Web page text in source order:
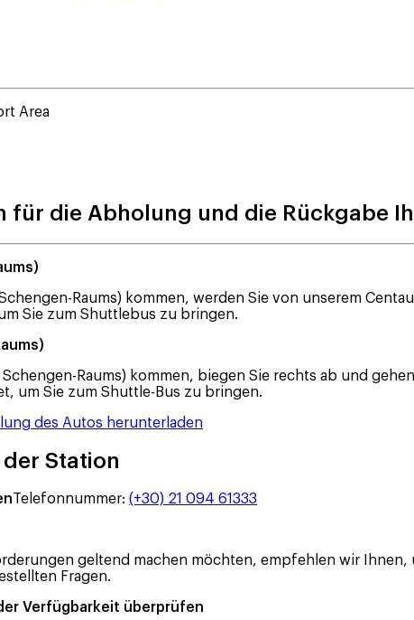
Area
für die Abholung und die Rückgabe
Raums) kommen, werden Sie von unserem
Sie zum Shuttlebus zu bringen.
Raums) kommen, biegen Sie rechts ab und
um Sie zum Shuttle-Bus zu bringen.
des Autos herunterladen
Station
Telefonnummer: (+30) 21 094 61333
geltend machen möchten, empfehlen wir
Fragen.
Verfügbarkeit überprüfen